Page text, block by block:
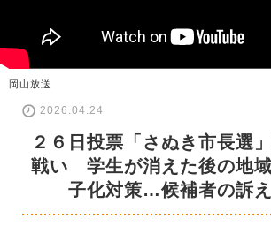
岡山放送
2026.04.24
２６日投票「さぬき市長選
戦い 学生が消えた後の地
子化対策…候補者の訴